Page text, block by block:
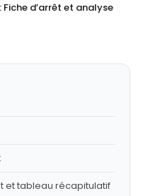
Fiche d’arrêt et analyse
et tableau récapitulatif